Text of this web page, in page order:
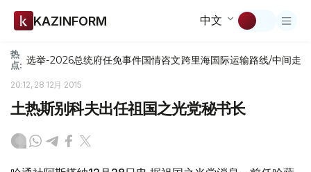
KAZINFORM 中文
热
点: 选举-2026总统府任免事件国情咨文跨里海国际运输路线/中间走廊
20:12, 28 12月 2015
土热斯别科夫出任祖国之光党秘书长